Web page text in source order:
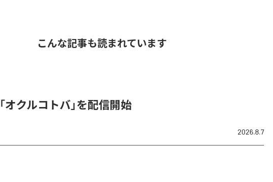
こんな記事も読まれています
オクルコトバ」を配信開始
2026.8.7